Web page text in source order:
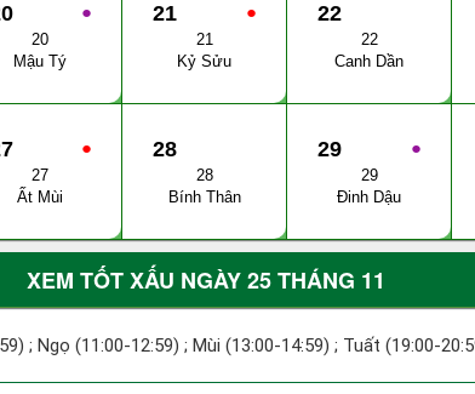
●
20
Mậu Tý
●
21
21
Kỷ Sửu
22
22
Canh Dần
●
27
Ất Mùi
28
28
Bính Thân
●
29
29
Đinh Dậu
XEM TỐT XẤU NGÀY 25 THÁNG 11
; Ngọ (11:00-12:59) ; Mùi (13:00-14:59) ; Tuất (19:00-